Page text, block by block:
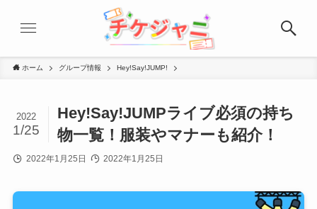
ホーム グループ情報 Hey!Say!JUMP!
Hey!Say!JUMPライブ必須の持ち
物一覧！服装やマナーも紹介！
2022
1/25
2022年1月25日 2022年1月25日